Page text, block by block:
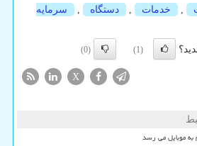
, خدمات , دستگاه ,
سرمایه
(1)
(0)
X
به موبایل می رسد